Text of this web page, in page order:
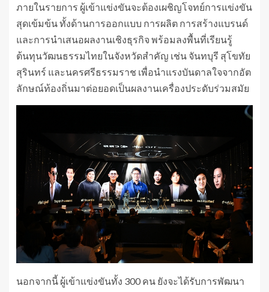
ภายในรายการ ผู้เข้าแข่งขันจะต้องเผชิญโจทย์การแข่งขัน
สุดเข้มข้น ทั้งด้านการออกแบบ การผลิต การสร้างแบรนด์
และการนำเสนอผลงานเชิงธุรกิจ พร้อมลงพื้นที่เรียนรู้
ต้นทุนวัฒนธรรมไทยในจังหวัดสำคัญ เช่น จันทบุรี สุโขทัย
สุรินทร์ และนครศรีธรรมราช เพื่อนำแรงบันดาลใจจากอัต
ลักษณ์ท้องถิ่นมาต่อยอดเป็นผลงานเครื่องประดับร่วมสมัย
นอกจากนี้ ผู้เข้าแข่งขันทั้ง 300 คน ยังจะได้รับการพัฒนา